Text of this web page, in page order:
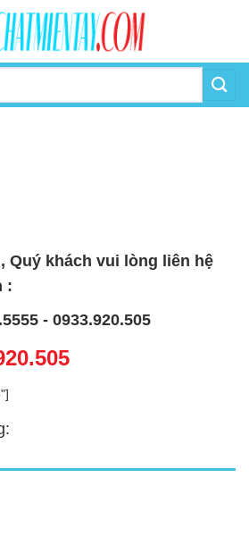
Quý khách vui lòng liên hệ
:
- 0933.920.505